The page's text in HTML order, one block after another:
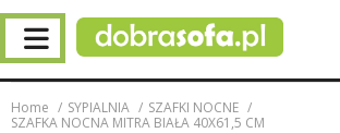
Home SYPIALNIA
SZAFKI NOCNE
SZAFKA NOCNA MITRA BIAŁA 40X61,5 CM